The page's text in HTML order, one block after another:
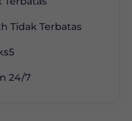
Tidak Terbatas
24/7